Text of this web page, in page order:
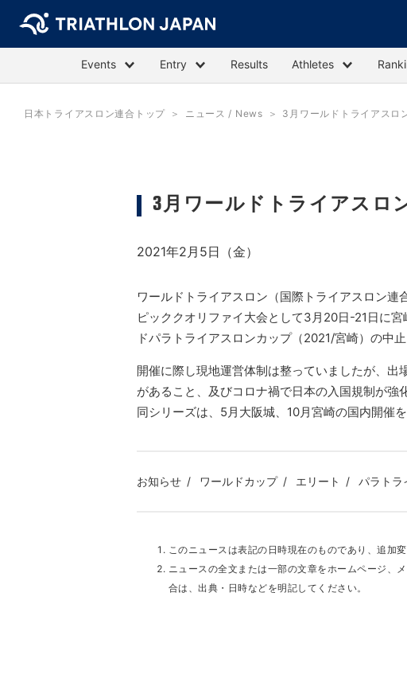
Events Entry Results Athletes
日本トライアスロン連合トップ ニュース / News 3月ワールドトライアスロ
3月ワールドトライアスロ
2021年2月5日（金）
ワールドトライアスロン（国際トライアスロン
ピッククオリファイ大会として3月20日-21日に
ドパラトライアスロンカップ（2021/宮崎）の中止
開催に際し現地運営体制は整っていましたが、
があること、及びコロナ禍で日本の入国規制が強
同シリーズは、5月大阪城、10月宮崎の国内開催を
お知らせ ワールドカップ エリート パラトラ
このニュースは表記の日時現在のものであり、追加
ニュースの全文または一部の文章をホームページ、
合は、出典・日時などを明記してください。